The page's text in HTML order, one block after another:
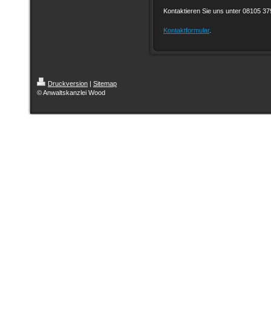
Kontaktieren Sie uns unter 08105
Kontaktformular.
Druckversion | Sitemap
© Anwaltskanzlei Wood